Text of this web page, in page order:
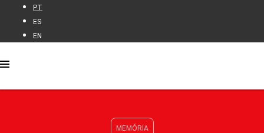
PT
ES
EN
MEMÓRIA